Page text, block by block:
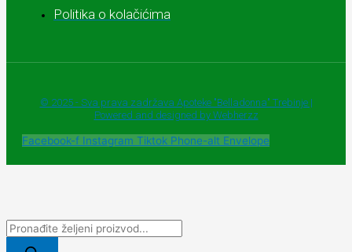
Politika o kolačićima
© 2025 - Sva prava zadržava Apoteke "Belladonna" Trebinje |
Powered and designed by Webherzz
Facebook-f Instagram Tiktok Phone-alt Envelope